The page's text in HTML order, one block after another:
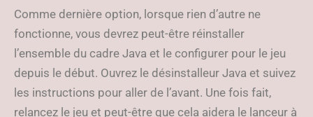
Comme dernière option, lorsque rien d’autre ne
fonctionne, vous devrez peut-être réinstaller
l’ensemble du cadre Java et le configurer pour le jeu
depuis le début. Ouvrez le désinstalleur Java et suivez
les instructions pour aller de l’avant. Une fois fait,
relancez le jeu et peut-être que cela aidera le lanceur à